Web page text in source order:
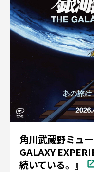
角川武蔵野ミュ
GALAXY
続いている。』